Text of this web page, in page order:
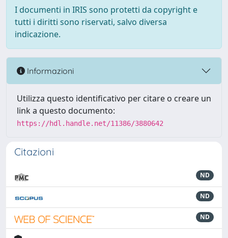
I documenti in IRIS sono protetti da copyright e
tutti i diritti sono riservati, salvo diversa
indicazione.
Informazioni
Utilizza questo identificativo per citare o creare un
link a questo documento:
https://hdl.handle.net/11386/3880642
Citazioni
ND
ND
ND